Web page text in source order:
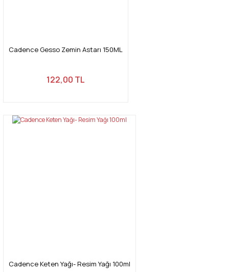
Cadence Gesso Zemin Astarı 150ML
122,00 TL
Cadence Keten Yağı- Resim Yağı 100ml